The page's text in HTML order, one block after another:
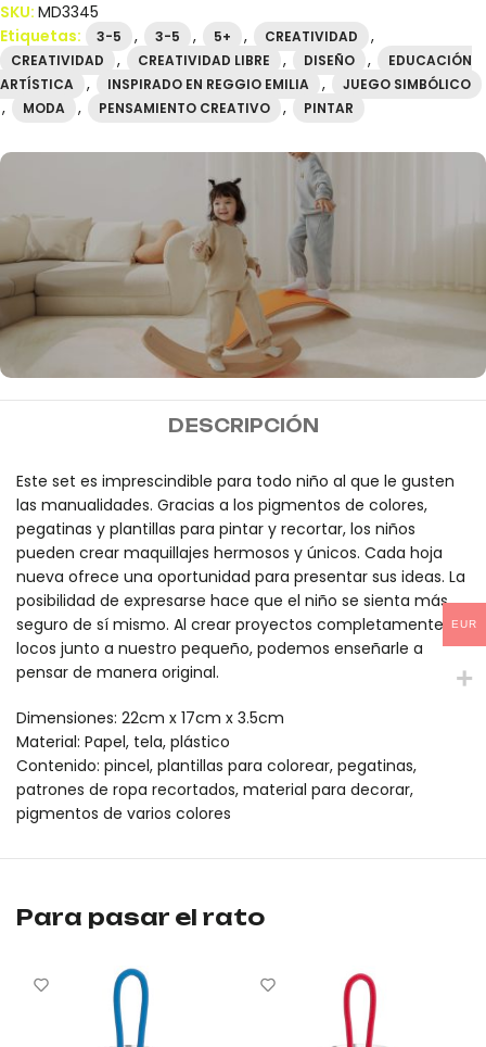
SKU: MD3345
Etiquetas:
3-5 , 3-5 , 5+ , CREATIVIDAD ,
CREATIVIDAD , CREATIVIDAD LIBRE , DISEÑO ,
EDUCACIÓN
ARTÍSTICA
, INSPIRADO EN REGGIO EMILIA , JUEGO SIMBÓLICO
, MODA , PENSAMIENTO CREATIVO , PINTAR
MIDEER
100€
DESCRIPCIÓN
Este set es imprescindible para todo niño al que le gusten
las manualidades. Gracias a los pigmentos de colores,
pegatinas y plantillas para pintar y recortar, los niños
pueden crear maquillajes hermosos y únicos. Cada hoja
nueva ofrece una oportunidad para presentar sus ideas. La
posibilidad de expresarse hace que el niño se sienta más
seguro de sí mismo. Al crear proyectos completamente
locos junto a nuestro pequeño, podemos enseñarle a
pensar de manera original.
Dimensiones: 22cm x 17cm x 3.5cm
Material: Papel, tela, plástico
Contenido: pincel, plantillas para colorear, pegatinas,
patrones de ropa recortados, material para decorar,
pigmentos de varios colores
Cuaderno creativo de la pequeña maquillista – Princesas en
Cuaderno creativo de la pequeña maquillista – Princesas en
Para pasar el rato
EUR